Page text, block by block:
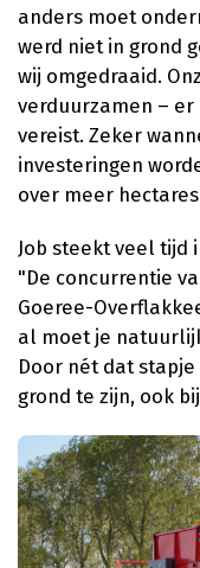
anders moet
werd niet in grond
wij omgedraaid.
verduurzamen –
vereist. Zeker
investeringen
over meer
Job steekt veel tijd
"De concurrentie
Goeree-
al moet je
Door nét dat
grond te zijn, ook